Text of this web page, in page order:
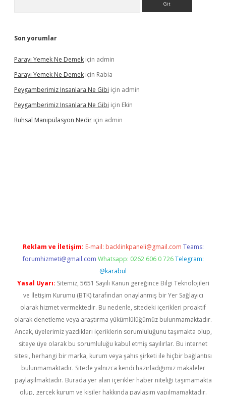
Son yorumlar
Parayı Yemek Ne Demek için admin
Parayı Yemek Ne Demek için Rabia
Peygamberimiz Insanlara Ne Gibi için admin
Peygamberimiz Insanlara Ne Gibi için Ekin
Ruhsal Manipülasyon Nedir için admin
Reklam ve İletişim: E-mail: backlinkpaneli@gmail.com Teams:
forumhizmeti@gmail.com Whatsapp: 0262 606 0 726 Telegram:
@karabul
Yasal Uyarı: Sitemiz, 5651 Sayılı Kanun gereğince Bilgi Teknolojileri
ve İletişim Kurumu (BTK) tarafından onaylanmış bir Yer Sağlayıcı
olarak hizmet vermektedir. Bu nedenle, sitedeki içerikleri proaktif
olarak denetleme veya araştırma yükümlülüğümüz bulunmamaktadır.
Ancak, üyelerimiz yazdıkları içeriklerin sorumluluğunu taşımakta olup,
siteye üye olarak bu sorumluluğu kabul etmiş sayılırlar. Bu internet
sitesi, herhangi bir marka, kurum veya şahıs şirketi ile hiçbir bağlantısı
bulunmamaktadır. Sitede yalnızca kendi hazırladığımız makaleler
paylaşılmaktadır. Burada yer alan içerikler haber niteliği taşımamakta
olup, gerçek kurum ve kişiler hakkında paylaşım yapılmamaktadır.